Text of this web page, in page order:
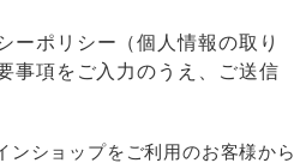
ーポリシー （個人情報の取り
事項をご入力のうえ、ご送信
ンショップをご利用のお客様から